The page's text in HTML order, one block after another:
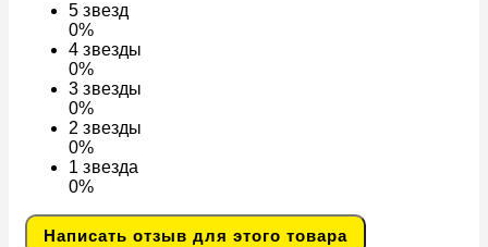
5звезд
0%
4звезды
0%
3звезды
0%
2звезды
0%
1звезда
0%
Написать отзыв для этого товара